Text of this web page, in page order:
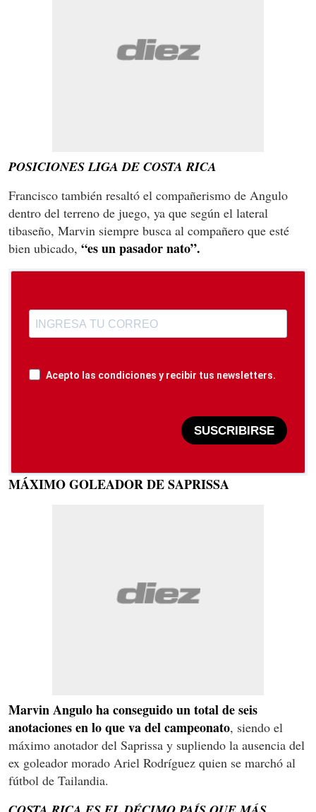
POSICIONES LIGA DE COSTA RICA
Francisco también resaltó el compañerismo de Angulo
dentro del terreno de juego, ya que según el lateral
tibaseño, Marvin siempre busca al compañero que esté
bien ubicado, “es un pasador nato”.
Acepto las condiciones y recibir tus newsletters.
SUSCRIBIRSE
MÁXIMO GOLEADOR DE SAPRISSA
Marvin Angulo ha conseguido un total de seis
anotaciones en lo que va del campeonato, siendo el
máximo anotador del Saprissa y supliendo la ausencia del
ex goleador morado Ariel Rodríguez quien se marchó al
fútbol de Tailandia.